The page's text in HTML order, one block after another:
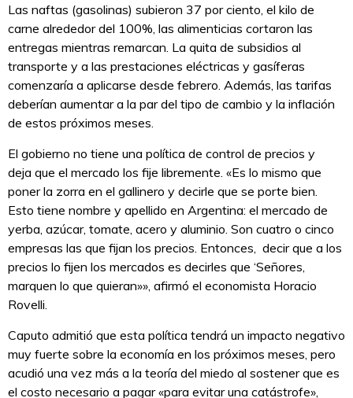
Las naftas (gasolinas) subieron 37 por ciento, el kilo de
carne alrededor del 100%, las alimenticias cortaron las
entregas mientras remarcan. La quita de subsidios al
transporte y a las prestaciones eléctricas y gasíferas
comenzaría a aplicarse desde febrero. Además, las tarifas
deberían aumentar a la par del tipo de cambio y la inflación
de estos próximos meses.
El gobierno no tiene una política de control de precios y
deja que el mercado los fije libremente. «Es lo mismo que
poner la zorra en el gallinero y decirle que se porte bien.
Esto tiene nombre y apellido en Argentina: el mercado de
yerba, azúcar, tomate, acero y aluminio. Son cuatro o cinco
empresas las que fijan los precios. Entonces, decir que a los
precios lo fijen los mercados es decirles que ‘Señores,
marquen lo que quieran»», afirmó el economista Horacio
Rovelli.
Caputo admitió que esta política tendrá un impacto negativo
muy fuerte sobre la economía en los próximos meses, pero
acudió una vez más a la teoría del miedo al sostener que es
el costo necesario a pagar «para evitar una catástrofe»,